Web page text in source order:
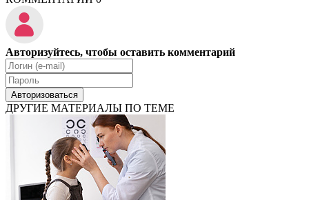
Авторизуйтесь, чтобы оставить комментарий
Авторизоваться
ДРУГИЕ МАТЕРИАЛЫ ПО ТЕМЕ